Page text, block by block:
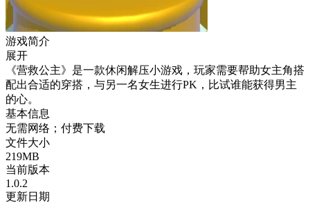
游戏简介
展开
《营救公主》是一款休闲解压小游戏，玩家需要帮助女主角搭
配出合适的穿搭，与另一名女生进行PK，比试谁能获得男主
的心。
基本信息
无需网络；付费下载
文件大小
219MB
当前版本
1.0.2
更新日期